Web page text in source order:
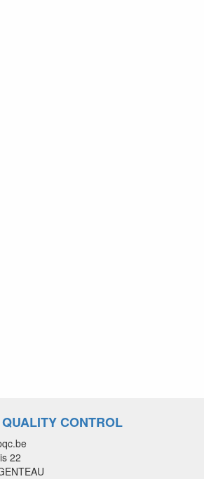
CONTROL
22